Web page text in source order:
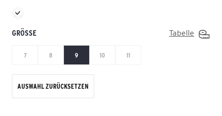
GRÖSSE Tabelle
7 8 9 10 11
AUSWAHL ZURÜCKSETZEN